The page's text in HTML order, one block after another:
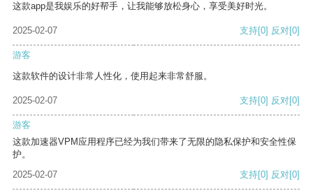
这款app是我娱乐的好帮手，让我能够放松身心，享受美好时光。
2025-02-07 支持[0] 反对[0]
游客
这款软件的设计非常人性化，使用起来非常舒服。
2025-02-07 支持[0] 反对[0]
游客
这款加速器VPM应用程序已经为我们带来了无限的隐私保护和安全性保
护。
2025-02-07
支持[0] 反对[0]